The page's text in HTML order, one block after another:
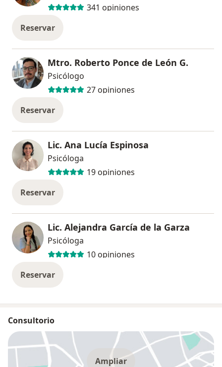
341 opiniones
Reservar
Mtro. Roberto Ponce de León G.
Psicólogo
27 opiniones
Reservar
Lic. Ana Lucía Espinosa
Psicóloga
19 opiniones
Reservar
Lic. Alejandra García de la Garza
Psicóloga
10 opiniones
Reservar
Consultorio
Ampliar